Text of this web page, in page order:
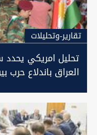
تقارير-وتحليلات
تحليل امريكي يحدد
العراق باندلاع حرب